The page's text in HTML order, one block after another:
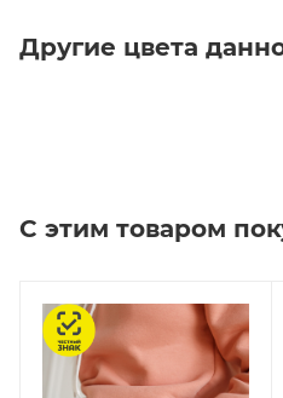
Другие цвета
С этим товаром
Честный знак